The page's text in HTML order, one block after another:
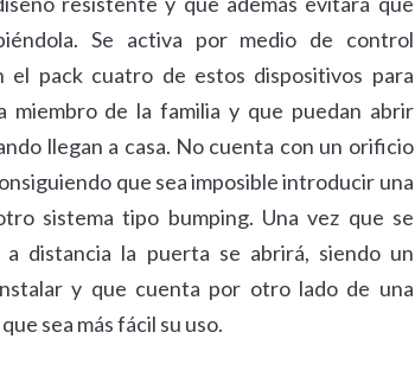
Se activa por medio de control
el pack cuatro de estos dispositivos para
miembro de la familia y que puedan abrir
llegan a casa. No cuenta con un orificio
que sea imposible introducir una
sistema tipo bumping. Una vez que se
distancia la puerta se abrirá, siendo un
y que cuenta por otro lado de una
sea más fácil su uso.